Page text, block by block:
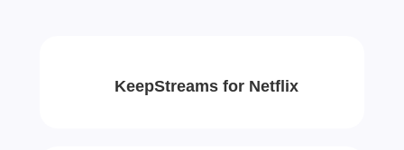
KeepStreams for Netflix